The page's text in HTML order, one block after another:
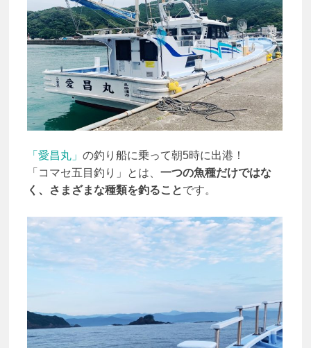
「愛昌丸」 の釣り船に乗って朝5時に出港！
「コマセ五目釣り」とは、 一つの魚種だけではな
く、さまざまな種類を釣ることです。